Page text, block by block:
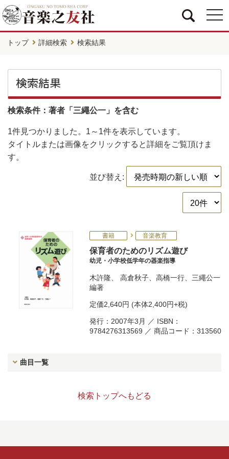
トップ 詳細検索 検索結果
検索結果
検索条件：著者「三繩公一」を含む
1件見つかりました。 1～1件を表示しています。
タイトルまたは画像をクリックすると詳細をご覧頂けま
す。
並び替え:
書籍 音楽教育
保育者のためのリズム遊び
幼児・小学校低学年の器楽指導
木許隆 高倉秋子 高橋一行
三繩公一
編著
定価2,640円 (本体2,400円+税)
発行：2007年3月 ／ ISBN：
9784276313569 ／ 商品コード：313560
曲目一覧
検索トップへもどる